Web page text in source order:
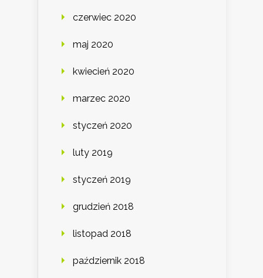
czerwiec 2020
maj 2020
kwiecień 2020
marzec 2020
styczeń 2020
luty 2019
styczeń 2019
grudzień 2018
listopad 2018
październik 2018